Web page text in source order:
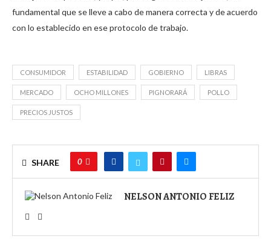
fundamental que se lleve a cabo de manera correcta y de acuerdo
con lo establecido en ese protocolo de trabajo.
CONSUMIDOR ESTABILIDAD GOBIERNO LIBRAS
MERCADO OCHO MILLONES PIGNORARÁ POLLO
PRECIOS JUSTOS
SHARE 0
NELSON ANTONIO FELIZ